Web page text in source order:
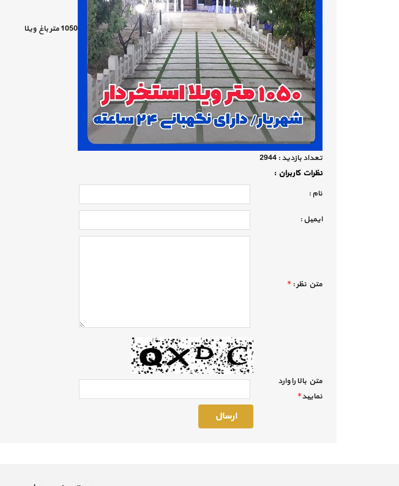
1050 متر باغ ویلا
تعداد بازديد : 2944
نظرات كاربران :
نام :
ايميل :
متن نظر : *
متن بالا را وارد
نماييد*